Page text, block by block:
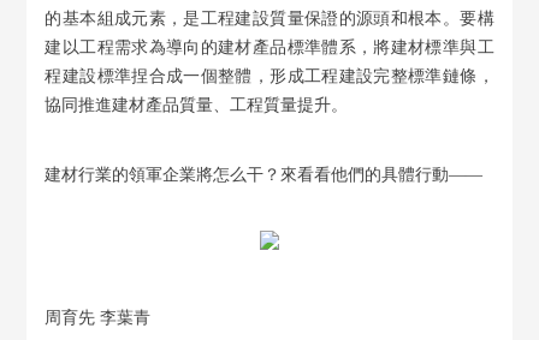
的基本組成元素，是工程建設質量保證的源頭和根本。要構
建以工程需求為導向的建材產品標準體系，將建材標準與工
程建設標準捏合成一個整體，形成工程建設完整標準鏈條，
協同推進建材產品質量、工程質量提升。
建材行業的領軍企業將怎么干？來看看他們的具體行動——
周育先 李葉青